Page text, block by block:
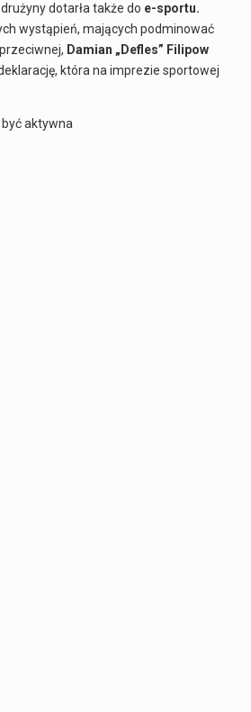
dotarła także do e-sportu.
wystąpień, mających podminować
Damian „Defles” Filipow
która na imprezie sportowej
aktywna